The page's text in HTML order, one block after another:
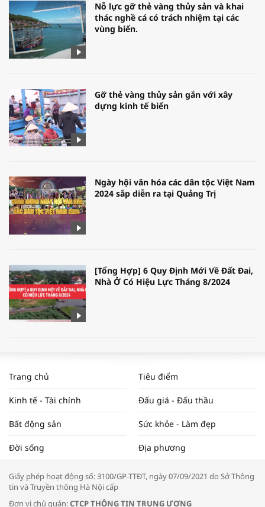
Nỗ lực gỡ thẻ vàng thủy sản và khai
thác nghề cá có trách nhiệm tại các
vùng biển.
Gỡ thẻ vàng thủy sản gắn với xây
dựng kinh tế biển
Ngày hội văn hóa các dân tộc Việt Nam
2024 sắp diễn ra tại Quảng Trị
[Tổng Hợp] 6 Quy Định Mới Về Đất Đai,
Nhà Ở Có Hiệu Lực Tháng 8/2024
NAM NĂM 2024 VÀ NĂM 2025 | NHỊP
ĐẬP THỊ TRƯỜNG #62
Tọa đàm “Xúc tiến thương mại: Khơi
Trang chủ Tiêu điểm
Kinh tế - Tài chính Đấu giá - Đấu thầu
Bất động sản Sức khỏe - Làm đẹp
Đời sống Địa phương
Giấy phép hoạt động số: 3100/GP-TTĐT, ngày 07/09/2021 do Sở Thông
tin và Truyền thông Hà Nội cấp
Đơn vị chủ quản:CTCP THÔNG TIN TRUNG ƯƠNG